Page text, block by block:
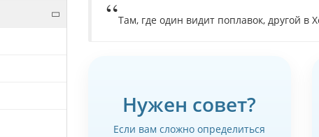
Там, где один видит поплавок, другой
Нужен совет?
Если вам сложно определиться